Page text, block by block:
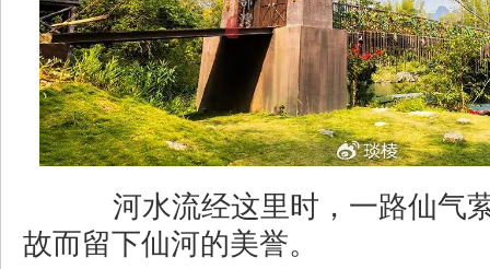
河水流经这里时，一路仙气
故而留下仙河的美誉。